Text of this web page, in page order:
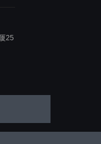
25